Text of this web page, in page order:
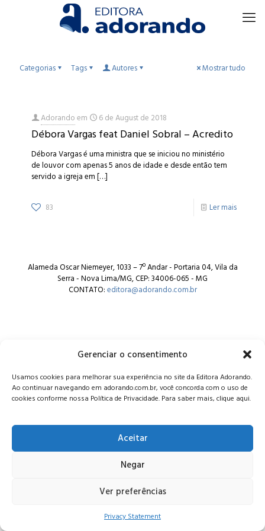
Gerenciar o consentimento
Usamos cookies para melhorar sua experiência no site da Editora Adorando.
Ao continuar navegando em adorando.com.br, você concorda com o uso de
cookies conforme nossa Política de Privacidade. Para saber mais, clique aqui.
Aceitar
Negar
Ver preferências
Privacy Statement
Categorias Tags Autores Mostrar tudo
Adorandoem 6 de August de 2018
Débora Vargas feat Daniel Sobral – Acredito
Débora Vargas é uma ministra que se iniciou no ministério
de louvor com apenas 5 anos de idade e desde então tem
servido a igreja em[…]
83 Ler mais
Alameda Oscar Niemeyer, 1033 – 7º Andar - Portaria 04, Vila da
Serra - Nova Lima/MG, CEP: 34006-065 - MG
CONTATO:editora@adorando.com.br
© Editora Adorando 2026. Todos os direitos reservados.
Consulte nossapolítica de privacidade.